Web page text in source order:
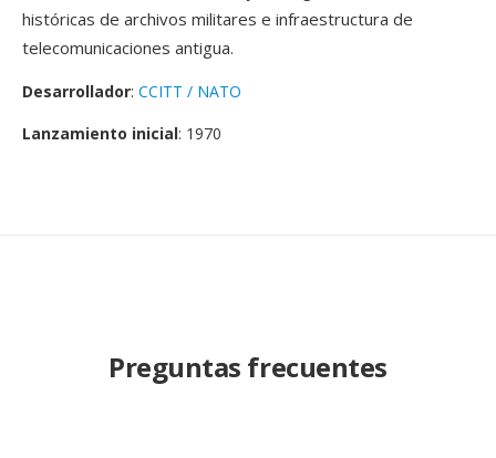
históricas de archivos militares e infraestructura de
telecomunicaciones antigua.
Desarrollador: CCITT / NATO
Lanzamiento inicial: 1970
Preguntas frecuentes